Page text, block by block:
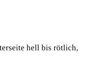
hell bis rötlich,